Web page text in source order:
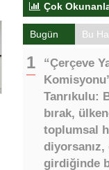
Çok
Bugün Bu
“Çerçeve
Tanrıkulu:
bırak,
toplumsal
diyorsanız,
girdiğinde